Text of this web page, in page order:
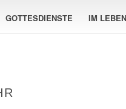
GOTTESDIENSTE IM